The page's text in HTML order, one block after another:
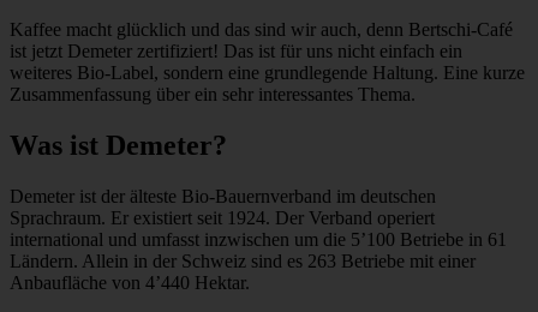
Kaffee macht glücklich und das sind wir auch, denn Bertschi-Café
ist jetzt Demeter zertifiziert! Das ist für uns nicht einfach ein
weiteres Bio-Label, sondern eine grundlegende Haltung. Eine kurze
Zusammenfassung über ein sehr interessantes Thema.
Was ist Demeter?
Demeter ist der älteste Bio-Bauernverband im deutschen
Sprachraum. Er existiert seit 1924. Der Verband operiert
international und umfasst inzwischen um die 5’100 Betriebe in 61
Ländern. Allein in der Schweiz sind es 263 Betriebe mit einer
Anbaufläche von 4’440 Hektar.